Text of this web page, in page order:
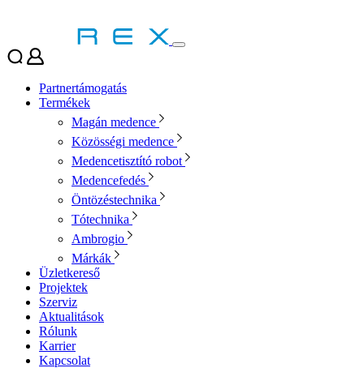
Partnertámogatás
Termékek
Magán medence
Közösségi medence
Medencetisztító robot
Medencefedés
Öntözéstechnika
Tótechnika
Ambrogio
Márkák
Üzletkereső
Projektek
Szerviz
Aktualitások
Rólunk
Karrier
Kapcsolat